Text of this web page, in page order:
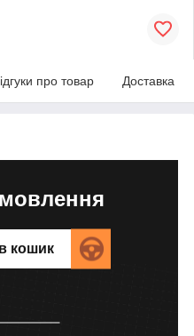
про товар Доставка
кошик